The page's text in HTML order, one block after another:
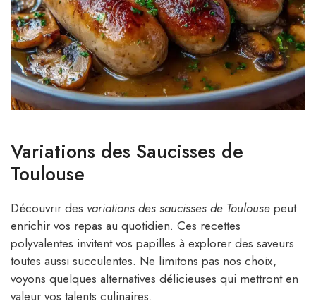
Variations des Saucisses de
Toulouse
Découvrir des variations des saucisses de Toulouse peut
enrichir vos repas au quotidien. Ces recettes
polyvalentes invitent vos papilles à explorer des saveurs
toutes aussi succulentes. Ne limitons pas nos choix,
voyons quelques alternatives délicieuses qui mettront en
valeur vos talents culinaires.